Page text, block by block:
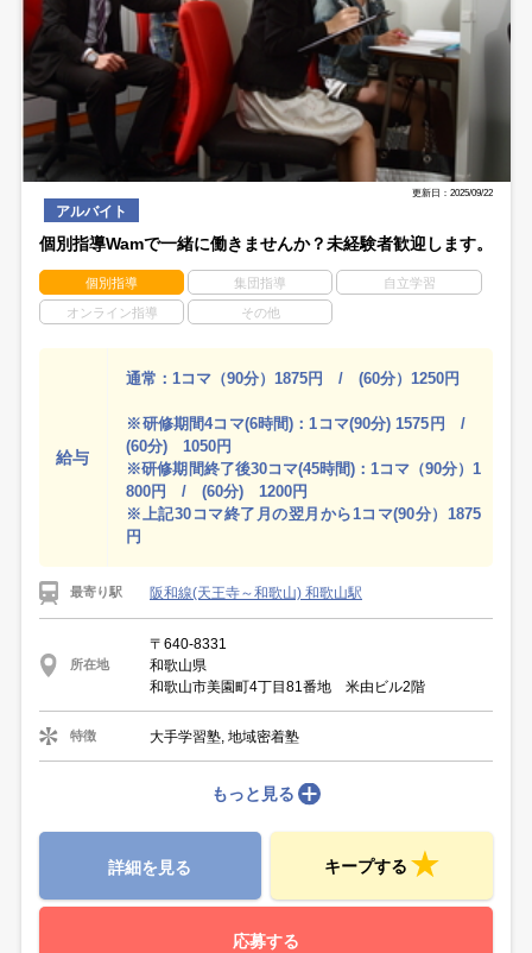
更新日：2025/09/22
アルバイト
個別指導Wamで一緒に働きませんか？未経験者歓迎します。
個別指導 集団指導 自立学習
オンライン指導 その他
給与
通常：1コマ（90分）1875円 / (60分）1250円
※研修期間4コマ(6時間)：1コマ(90分) 1575円 /
(60分) 1050円
※研修期間終了後30コマ(45時間)：1コマ（90分）1
800円 / (60分) 1200円
※上記30コマ終了月の翌月から1コマ(90分）1875
円
最寄り駅 阪和線(天王寺～和歌山) 和歌山駅
所在地
〒640-8331
和歌山県
和歌山市美園町4丁目81番地 米由ビル2階
特徴 大手学習塾, 地域密着塾
もっと見る
詳細を見る キープする
応募する